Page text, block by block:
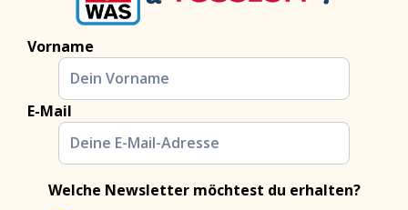
Vorname
E-Mail
Welche Newsletter möchtest du erhalten?